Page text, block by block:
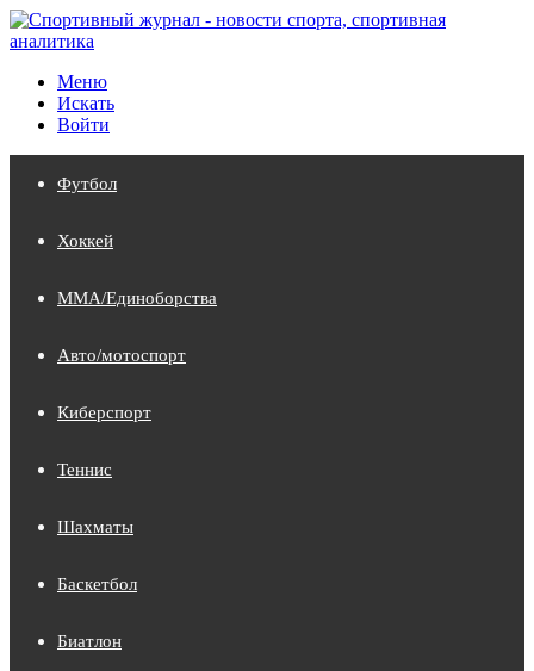
Меню
Искать
Войти
Футбол
Хоккей
MMA/Единоборства
Авто/мотоспорт
Киберспорт
Теннис
Шахматы
Баскетбол
Биатлон